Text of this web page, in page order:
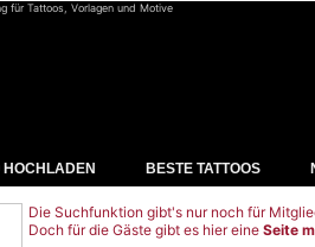
für Tattoos, Vorlagen und Motive
HOCHLADEN BESTE TATTOOS
Die Suchfunktion gibt's nur noch für
Doch für die Gäste gibt es hier eine Seite